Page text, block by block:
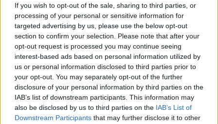
If you wish to opt-out of the sale, sharing to third parties, or
processing of your personal or sensitive information for
targeted advertising by us, please use the below opt-out
section to confirm your selection. Please note that after your
opt-out request is processed you may continue seeing
interest-based ads based on personal information utilized by
us or personal information disclosed to third parties prior to
your opt-out. You may separately opt-out of the further
disclosure of your personal information by third parties on the
IAB’s list of downstream participants. This information may
also be disclosed by us to third parties on the IAB’s List of
Downstream Participants that may further disclose it to other
{Payment} Änderungen an den Allgemeinen
Geschäftsbedingungen am 24.6.2014
-=Lupeg=-
Antworten:
1 16 August 2015
FAQ
{Payment} Sonderangebote / Mini-
Events
Anguana ... 2
Antworten: 33 10 August 2023
FAQ Giver-Item Angebots-Pakete
FarmersWeisheit
Antworten:
18
FAQ {Payment} das neue Premium
Antworten:
2 22 Oktober 2023